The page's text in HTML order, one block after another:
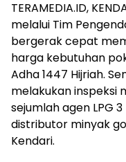
TERAMEDIA.ID,
melalui Tim
bergerak cepat
harga kebutuhan
Adha 1447 Hijriah.
melakukan inspeksi
sejumlah agen LPG
distributor minyak
Kendari.